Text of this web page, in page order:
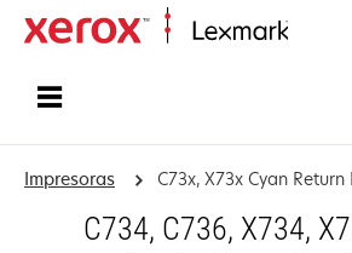
Impresoras C73x, X73x Cyan
C734, C736, X734,